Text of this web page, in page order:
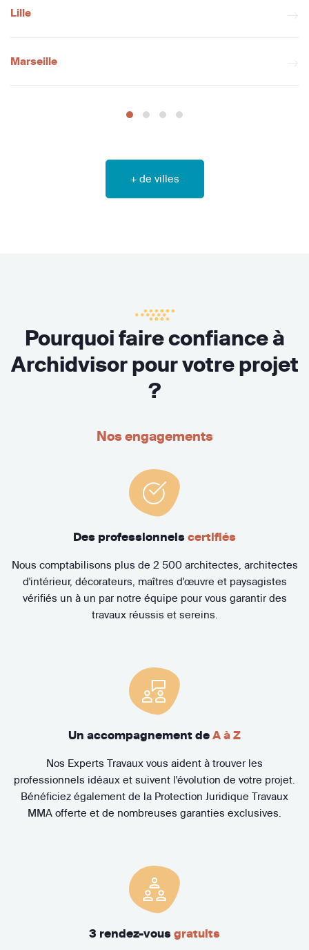
Lille
Marseille
+ de villes
Pourquoi faire confiance à
Archidvisor pour votre projet
?
Nos engagements
Des professionnels certifiés
Nous comptabilisons plus de 2 500 architectes, architectes
d'intérieur, décorateurs, maîtres d'œuvre et paysagistes
vérifiés un à un par notre équipe pour vous garantir des
travaux réussis et sereins.
Un accompagnement de A à Z
Nos Experts Travaux vous aident à trouver les
professionnels idéaux et suivent l'évolution de votre projet.
Bénéficiez également de la Protection Juridique Travaux
MMA offerte et de nombreuses garanties exclusives.
3 rendez-vous gratuits